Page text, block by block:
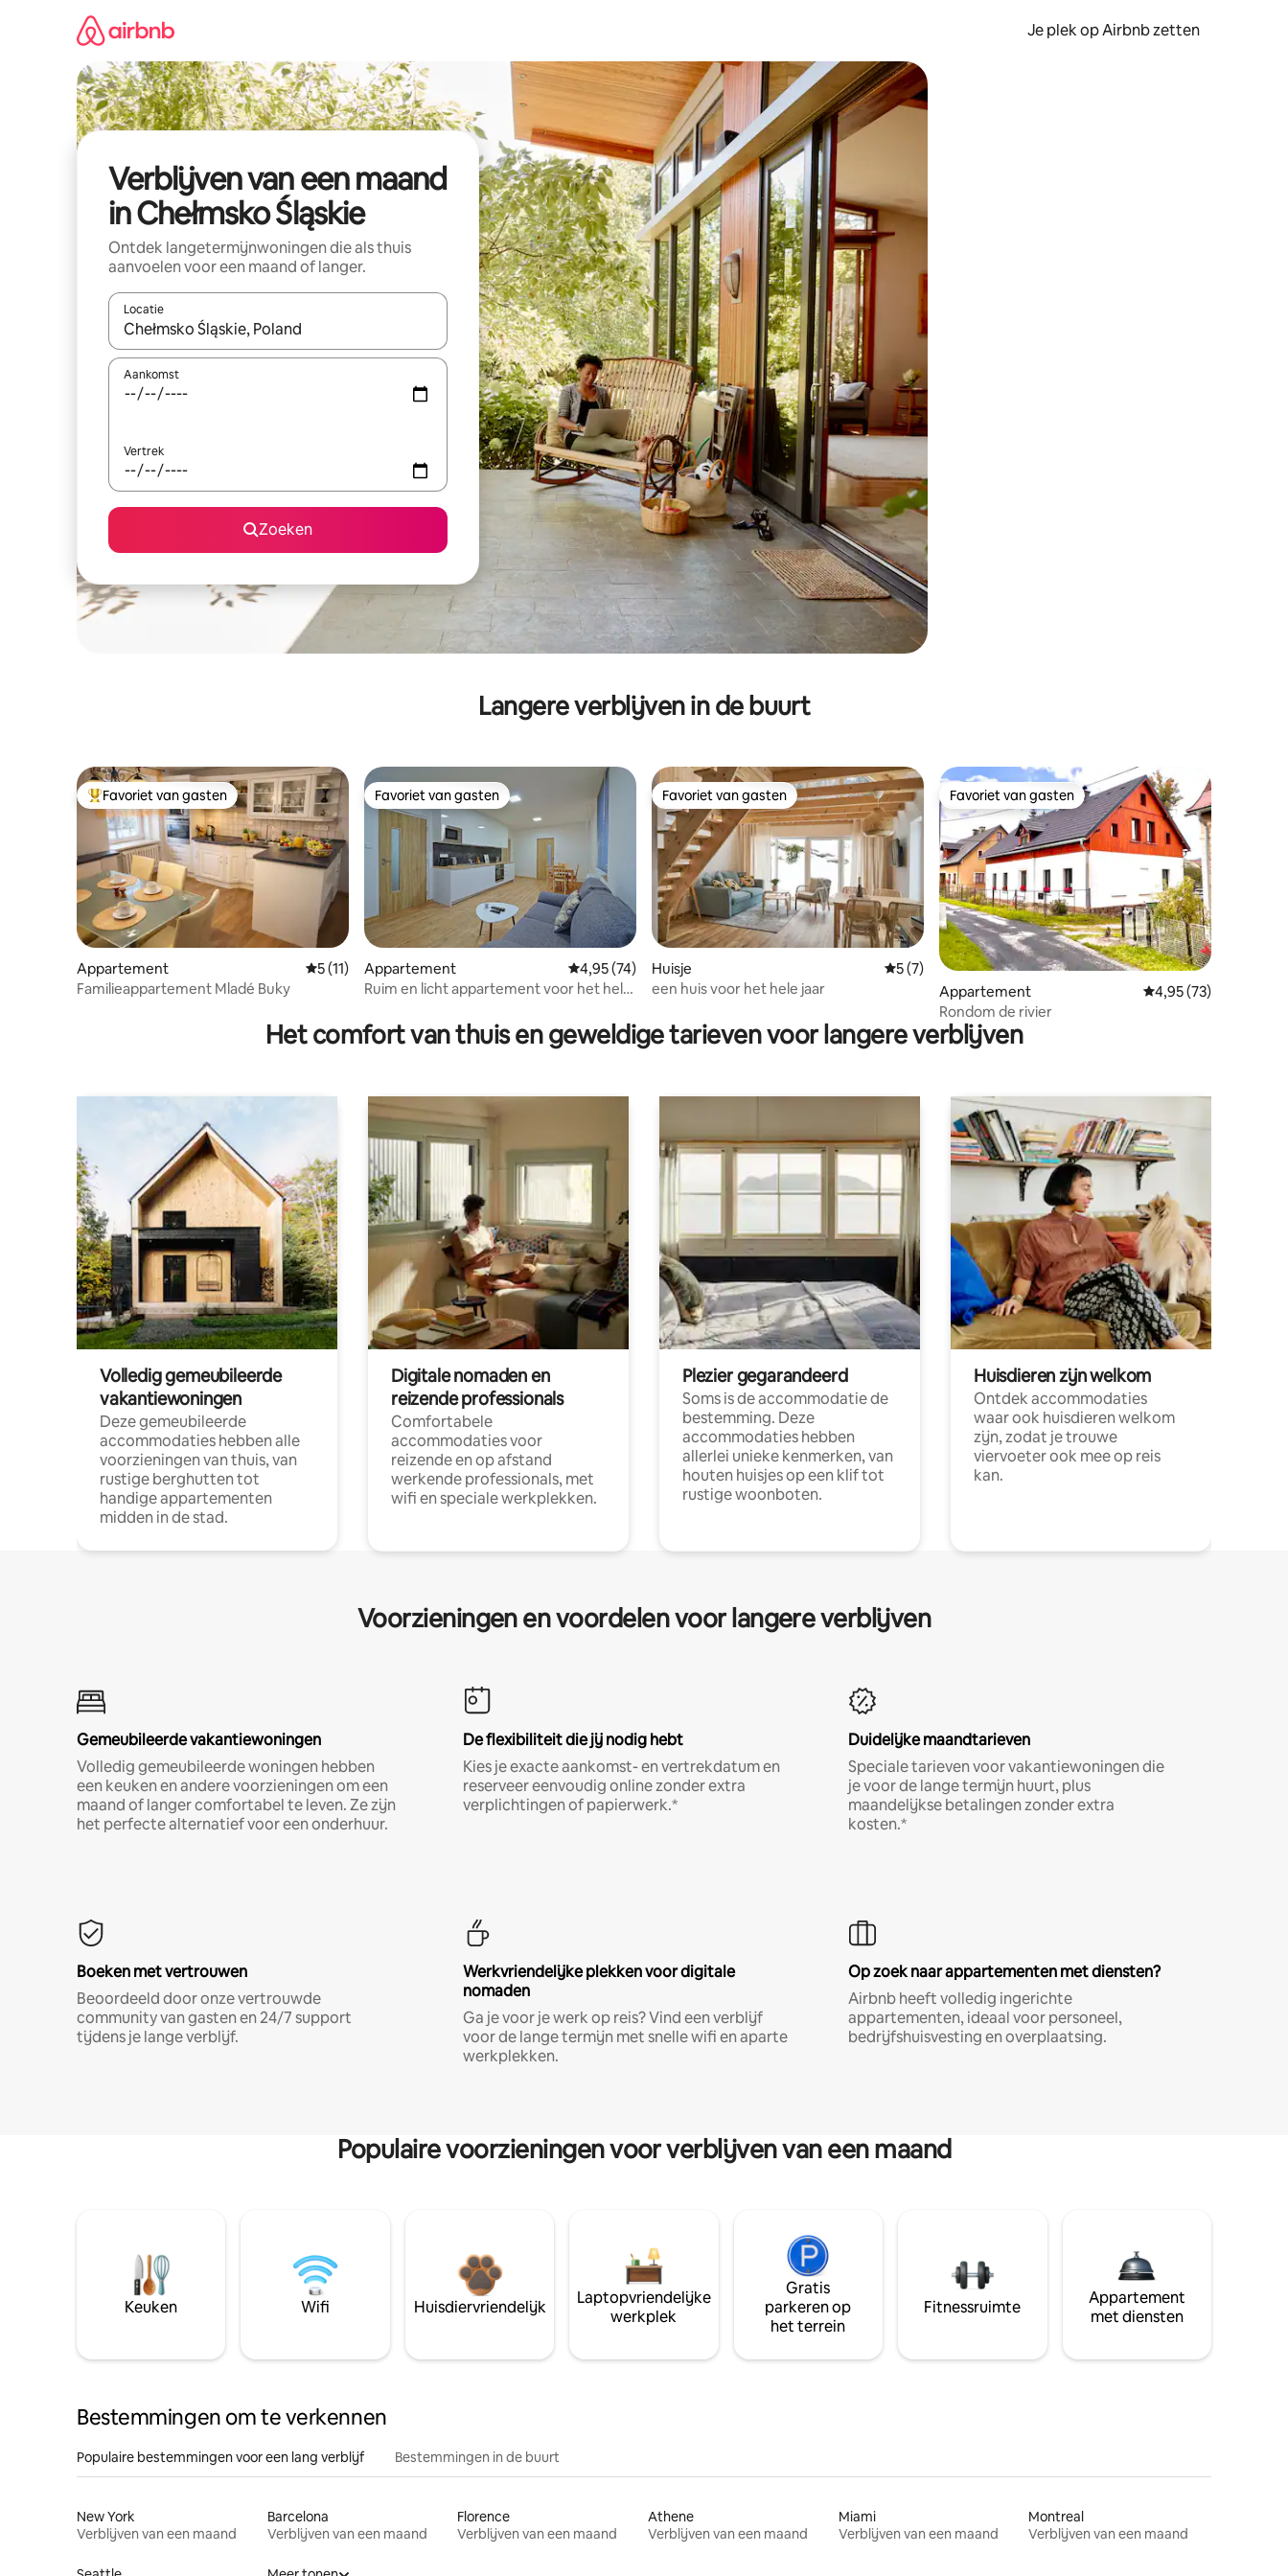
Je plek op Airbnb zetten
Verblijven van een maand
in Chełmsko Śląskie
Ontdek langetermijnwoningen die als thuis
aanvoelen voor een maand of langer.
Locatie
Wanneer er resultaten beschikbaar zijn, maak je een keuze met je de pijltjestoetsen omhoog en omlaag, óf door te tikken of swipen.
Aankomst
Vertrek
Zoeken
Langere verblijven in de buurt
Topfavoriet van gasten
Favoriet van gasten
Appartement Gemiddelde beoordeling van 5 op 5, 11 recensies
5 (11)
Familieappartement Mladé Buky
Favoriet van gasten
Favoriet van gasten
Appartement Gemiddelde beoordeling van 4,95 op 5, 74 recensies
4,95 (74)
Ruim en licht appartement voor het hele
Favoriet van gasten
Favoriet van gasten
Huisje Gemiddelde beoordeling van 5 op 5, 7 recensies
5 (7)
een huis voor het hele jaar
Favoriet van gasten
Favoriet van gasten
Appartement Gemiddelde
4,95 (73)
Rondom de rivier
Het comfort van thuis en geweldige tarieven voor langere verblijven
Volledig gemeubileerde
vakantiewoningen
Deze gemeubileerde
accommodaties hebben alle
voorzieningen van thuis, van
rustige berghutten tot
handige appartementen
midden in de stad.
Digitale nomaden en
reizende professionals
Comfortabele
accommodaties voor
reizende en op afstand
werkende professionals, met
wifi en speciale werkplekken.
Plezier gegarandeerd
Soms is de accommodatie de
bestemming. Deze
accommodaties hebben
allerlei unieke kenmerken, van
houten huisjes op een klif tot
rustige woonboten.
Huisdieren zijn welkom
Ontdek accommodaties
waar ook huisdieren welkom
zijn, zodat je trouwe
viervoeter ook mee op reis
kan.
Voorzieningen en voordelen voor langere verblijven
Gemeubileerde vakantiewoningen
Volledig gemeubileerde woningen hebben
een keuken en andere voorzieningen om een
maand of langer comfortabel te leven. Ze zijn
het perfecte alternatief voor een onderhuur.
De flexibiliteit die jij nodig hebt
Kies je exacte aankomst- en vertrekdatum en
reserveer eenvoudig online zonder extra
verplichtingen of papierwerk.*
Duidelijke maandtarieven
Speciale tarieven voor vakantiewoningen die
je voor de lange termijn huurt, plus
maandelijkse betalingen zonder extra
kosten.*
Boeken met vertrouwen
Beoordeeld door onze vertrouwde
community van gasten en 24/7 support
tijdens je lange verblijf.
Werkvriendelijke plekken voor digitale
nomaden
Ga je voor je werk op reis? Vind een verblijf
voor de lange termijn met snelle wifi en aparte
werkplekken.
Op zoek naar appartementen met diensten?
Airbnb heeft volledig ingerichte
appartementen, ideaal voor personeel,
bedrijfshuisvesting en overplaatsing.
Populaire voorzieningen voor verblijven van een maand
Keuken Wifi Huisdiervriendelijk
Laptopvriendelijke
werkplek
Gratis
parkeren op
het terrein
Fitnessruimte
Appartement
met diensten
Bestemmingen om te verkennen
Populaire bestemmingen voor een lang verblijf Bestemmingen in de buurt
New York
Verblijven van een maand
Barcelona
Verblijven van een maand
Florence
Verblijven van een maand
Athene
Verblijven van een maand
Miami
Verblijven van een maand
Montreal
Verblijven van een maand